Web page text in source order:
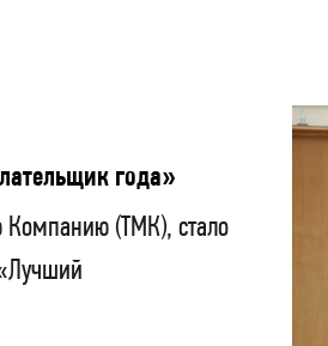
года»
(ТМК), стало